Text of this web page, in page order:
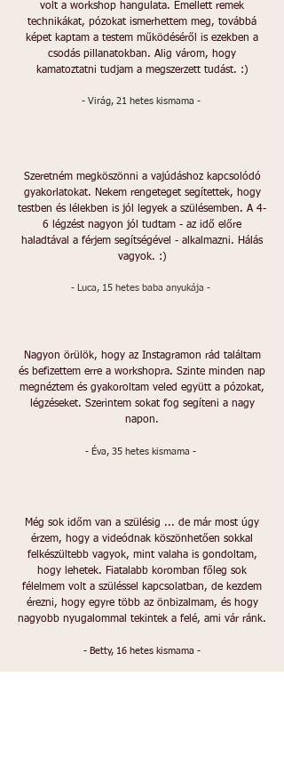
volt a workshop hangulata. Emellett remek
technikákat, pózokat ismerhettem meg, továbbá
képet kaptam a testem működéséről is ezekben a
csodás pillanatokban. Alig várom, hogy
kamatoztatni tudjam a megszerzett tudást. :)
- Virág, 21 hetes kismama -
Szeretném megköszönni a vajúdáshoz kapcsolódó
gyakorlatokat. Nekem rengeteget segítettek, hogy
testben és lélekben is jól legyek a szülésemben. A 4-
6 légzést nagyon jól tudtam - az idő előre
haladtával a férjem segítségével - alkalmazni. Hálás
vagyok. :)
- Luca, 15 hetes baba anyukája -
Nagyon örülök, hogy az Instagramon rád találtam
és befizettem erre a workshopra. Szinte minden nap
megnéztem és gyakoroltam veled együtt a pózokat,
légzéseket. Szerintem sokat fog segíteni a nagy
napon.
- Éva, 35 hetes kismama -
Még sok időm van a szülésig ... de már most úgy
érzem, hogy a videódnak köszönhetően sokkal
felkészültebb vagyok, mint valaha is gondoltam,
hogy lehetek. Fiatalabb koromban főleg sok
félelmem volt a szüléssel kapcsolatban, de kezdem
érezni, hogy egyre több az önbizalmam, és hogy
nagyobb nyugalommal tekintek a felé, ami vár ránk.
- Betty, 16 hetes kismama -